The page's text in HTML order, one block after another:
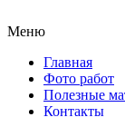
Меню
Главная
Фото работ
Полезные
Контакты